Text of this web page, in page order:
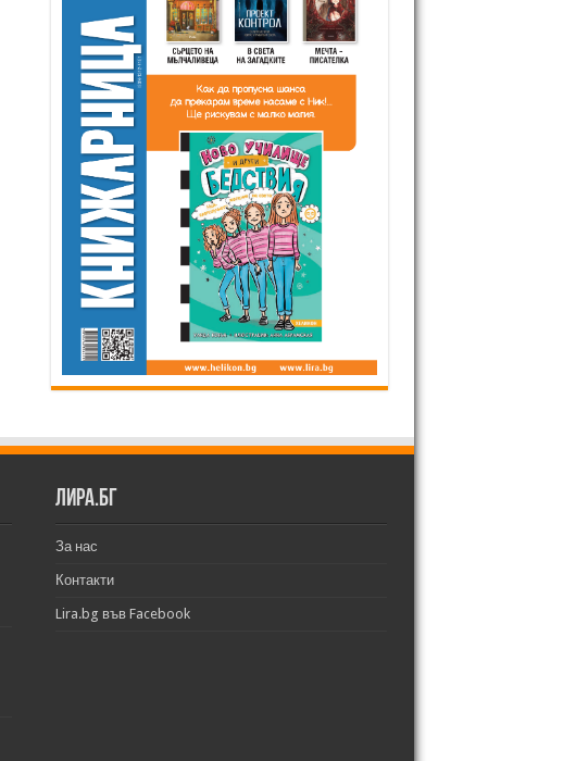
Лира.бг
За нас
Контакти
Lira.bg във Facebook